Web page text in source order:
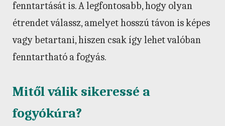
fenntartását is. A legfontosabb, hogy olyan
étrendet válassz, amelyet hosszú távon is képes
vagy betartani, hiszen csak így lehet valóban
fenntartható a fogyás.
Mitől válik sikeressé a
fogyókúra?